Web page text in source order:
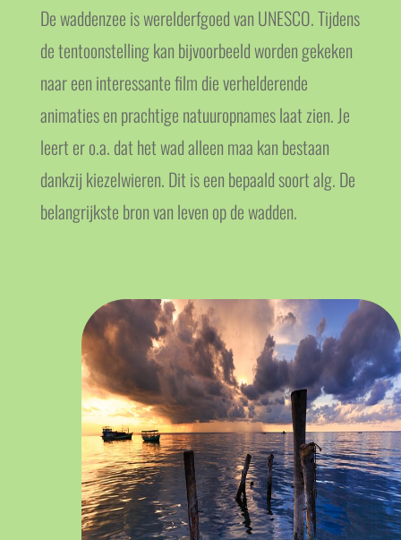
De waddenzee is werelderfgoed van UNESCO. Tijdens
de tentoonstelling kan bijvoorbeeld worden gekeken
naar een interessante film die verhelderende
animaties en prachtige natuuropnames laat zien. Je
leert er o.a. dat het wad alleen maa kan bestaan
dankzij kiezelwieren. Dit is een bepaald soort alg. De
belangrijkste bron van leven op de wadden.